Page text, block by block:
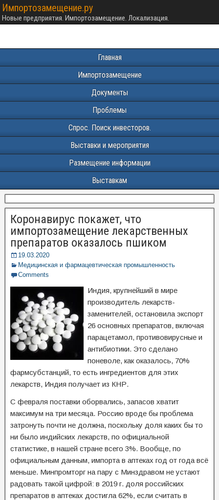
Импортозамещение.ру
Новые предприятия. Импортозамещение. Локализация.
Главная
Импортозамещение
Документы
Проблемы
Спрос. Поиск инвесторов.
Выставки и мероприятия
Размещение информации
Выставкам
Коронавирус покажет, что
импортозамещение лекарственных
препаратов оказалось пшиком
19.03.2020
Медицинская и фармацевтическая промышленность
Comments
Индия, крупнейший в мире
производитель лекарств-
заменителей, остановила экспорт
26 основных препаратов, включая
парацетамол, противовирусные и
антибиотики. Это сделано
поневоле, как оказалось, 70%
фармсубстанций, то есть ингредиентов для этих
лекарств, Индия получает из КНР.
С февраля поставки оборвались, запасов хватит
максимум на три месяца. Россию вроде бы проблема
затронуть почти не должна, поскольку доля каких бы то
ни было индийских лекарств, по официальной
статистике, в нашей стране всего 3%. Вообще, по
официальным данным, импорта в аптеках год от года всё
меньше. Минпромторг на пару с Минздравом не устают
радовать такой цифрой: в 2019 г. доля российских
препаратов в аптеках достигла 62%, если считать в